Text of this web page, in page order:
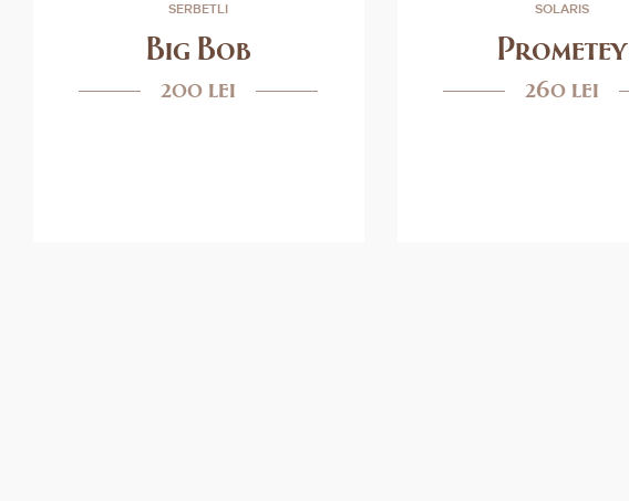
SERBETLI
Big Bob
200 lei
SOLARIS
Prometey
260 lei